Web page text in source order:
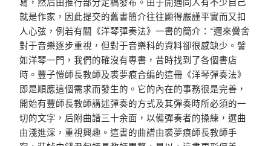
就是作家，因此提交的舊書簡介往往顯得嚴謹平實而又扣
人心弦，例若有關《洋琴彈奏法》一書的簡介：“邇來黌舍
對于音樂逐步重視，但對于音樂科的資料卻很感缺少。譬
如洋琴一門，我們的確沒有專書，昔時找到了各個書店
時。豐子愷師長教師及裘夢痕合編的這冊《洋琴彈奏法》
即是順應這個需求而發生的。它的內在的事務很是完善，
開始有豐師長教師講述彈奏的方式及其彈奏時所必須的一
切的文字，后附曲譜三十余面，以備彈奏者的操練，選曲
由淺進深，重視興趣。這書的曲譜由裘夢痕師長教師手